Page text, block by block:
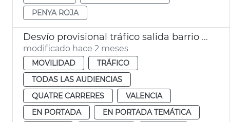
PENYA ROJA
Desvío provisional tráfico salida barrio Malilla
modificado hace 2 meses
MOVILIDAD
TRÁFICO
TODAS LAS AUDIENCIAS
QUATRE CARRERES
VALENCIA
EN PORTADA
EN PORTADA TEMÁTICA